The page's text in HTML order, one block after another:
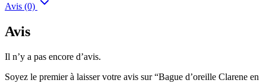
Avis (0)
Avis
Il n’y a pas encore d’avis.
Soyez le premier à laisser votre avis sur “Bague d’oreille Clarene en